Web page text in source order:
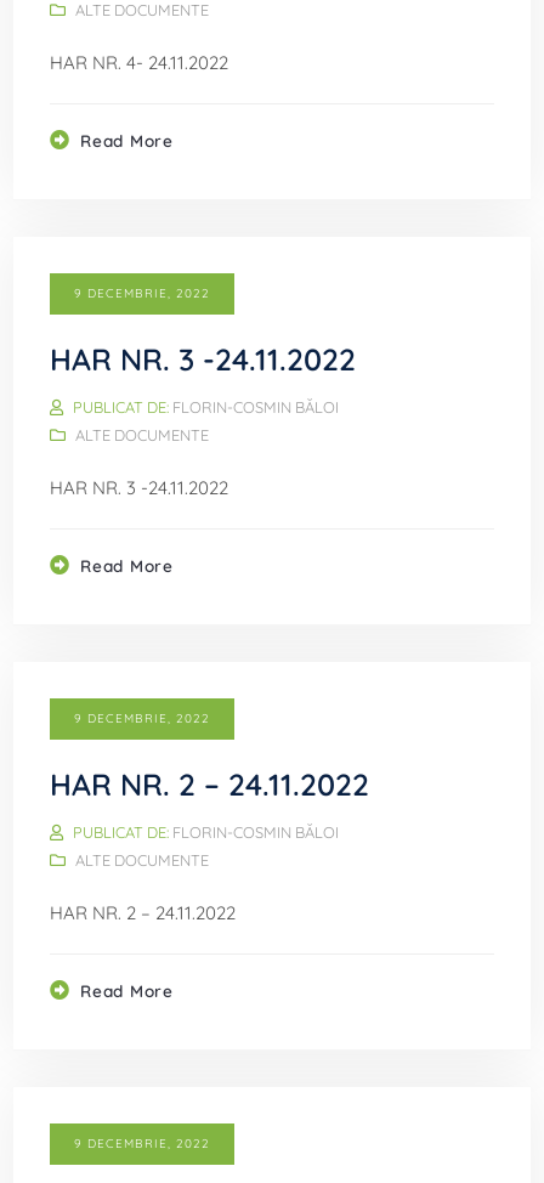
ALTE DOCUMENTE
HAR NR. 4- 24.11.2022
Read More
9 DECEMBRIE, 2022
HAR NR. 3 -24.11.2022
PUBLICAT DE: FLORIN-COSMIN BĂLOI
ALTE DOCUMENTE
HAR NR. 3 -24.11.2022
Read More
9 DECEMBRIE, 2022
HAR NR. 2 – 24.11.2022
PUBLICAT DE: FLORIN-COSMIN BĂLOI
ALTE DOCUMENTE
HAR NR. 2 – 24.11.2022
Read More
9 DECEMBRIE, 2022